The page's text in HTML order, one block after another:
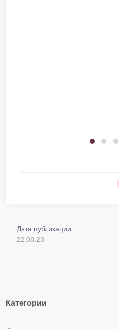
Дата публикации
22.08.23
Категории